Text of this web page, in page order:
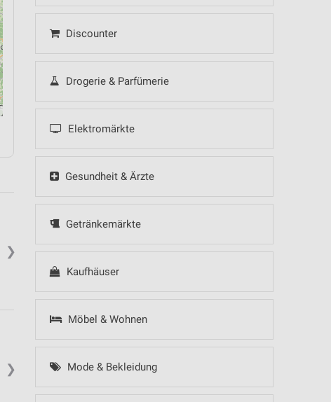
Discounter
Drogerie & Parfümerie
Elektromärkte
Gesundheit & Ärzte
Getränkemärkte
Kaufhäuser
Möbel & Wohnen
Mode & Bekleidung
❯
❯